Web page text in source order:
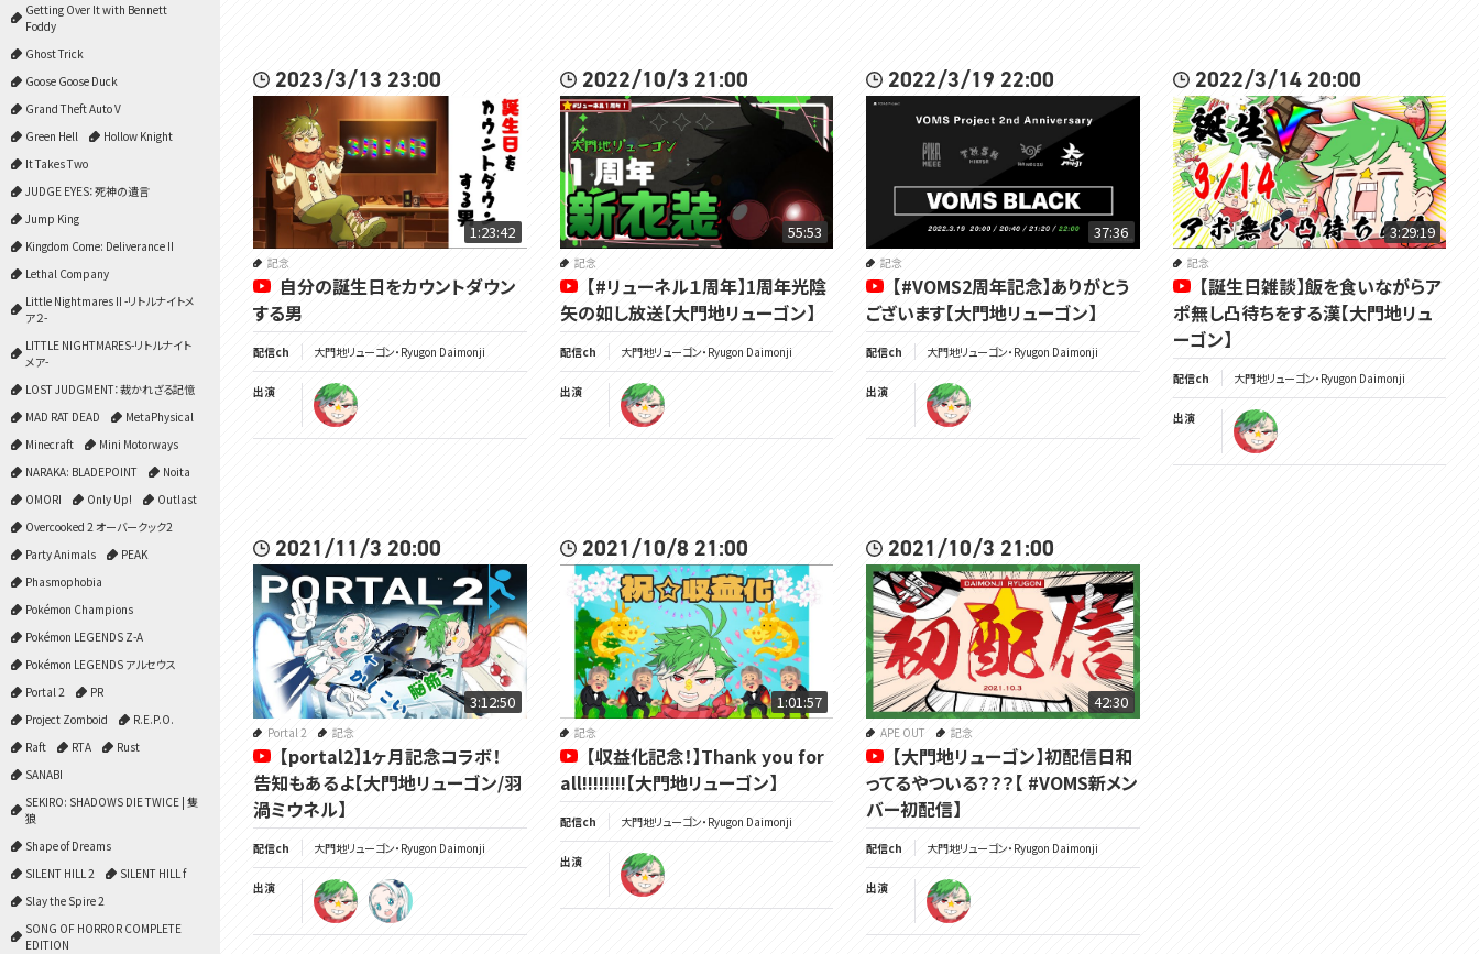
Getting Over It with Bennett
Foddy
Ghost Trick
Goose Goose Duck
Grand Theft Auto V
Green Hell
Hollow Knight
It Takes Two
JUDGE EYES：死神の遺言
Jump King
Kingdom Come: Deliverance II
Lethal Company
Little Nightmares II -リトルナイトメ
ア２-
LITTLE NIGHTMARES-リトルナイト
メア-
LOST JUDGMENT：裁かれざる記憶
MAD RAT DEAD
MetaPhysical
Minecraft
Mini Motorways
NARAKA: BLADEPOINT
Noita
OMORI
Only Up!
Outlast
Overcooked 2 オーバークック2
Party Animals
PEAK
Phasmophobia
Pokémon Champions
Pokémon LEGENDS Z-A
Pokémon LEGENDS アルセウス
Portal 2
PR
Project Zomboid
R.E.P.O.
Raft
RTA
Rust
SANABI
SEKIRO: SHADOWS DIE TWICE | 隻
狼
Shape of Dreams
SILENT HILL 2
SILENT HILL f
Slay the Spire 2
SONG OF HORROR COMPLETE
EDITION
2023/3/13 23:00
1:23:42
記念
自分の誕生日をカウントダウン
する男
配信ch 大門地リューゴン・Ryugon Daimonji
出演
2022/10/3 21:00
55:53
記念
【#リューネル１周年】1周年光陰
矢の如し放送【大門地リューゴン】
配信ch 大門地リューゴン・Ryugon Daimonji
出演
2022/3/19 22:00
37:36
記念
【#VOMS2周年記念​】ありがとう
ございます【大門地リューゴン】
配信ch 大門地リューゴン・Ryugon Daimonji
出演
2022/3/14 20:00
3:29:19
記念
【誕生日雑談】飯を食いながらア
ポ無し凸待ちをする漢【大門地リュ
ーゴン】
配信ch 大門地リューゴン・Ryugon Daimonji
出演
2021/11/3 20:00
3:12:50
Portal 2 記念
【portal2】1ヶ月記念コラボ！
告知もあるよ【大門地リューゴン/羽
渦ミウネル】
配信ch 大門地リューゴン・Ryugon Daimonji
出演
2021/10/8 21:00
1:01:57
記念
【収益化記念！】Thank you for
all!!!!!!!!【大門地リューゴン】
配信ch 大門地リューゴン・Ryugon Daimonji
出演
2021/10/3 21:00
42:30
APE OUT 記念
【大門地リューゴン】初配信日和
ってるやついる？？？【 #VOMS新メン
バー初配信】
配信ch 大門地リューゴン・Ryugon Daimonji
出演